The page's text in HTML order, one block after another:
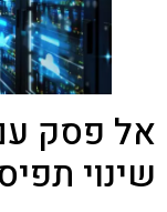
אל פסק
שינוי